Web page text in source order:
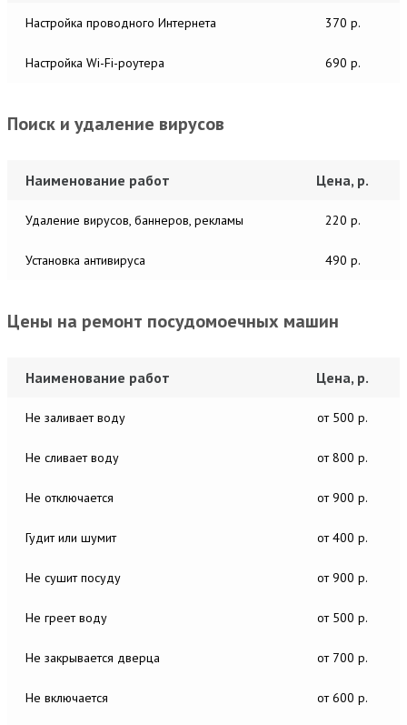
Настройка проводного Интернета 370 р.
Настройка Wi-Fi-роутера 690 р.
Поиск и удаление вирусов
Наименование работ Цена, р.
Удаление вирусов, баннеров, рекламы 220 р.
Установка антивируса 490 р.
Цены на ремонт посудомоечных машин
Наименование работ Цена, р.
Не заливает воду от 500 р.
Не сливает воду от 800 р.
Не отключается от 900 р.
Гудит или шумит от 400 р.
Не сушит посуду от 900 р.
Не греет воду от 500 р.
Не закрывается дверца от 700 р.
Не включается от 600 р.